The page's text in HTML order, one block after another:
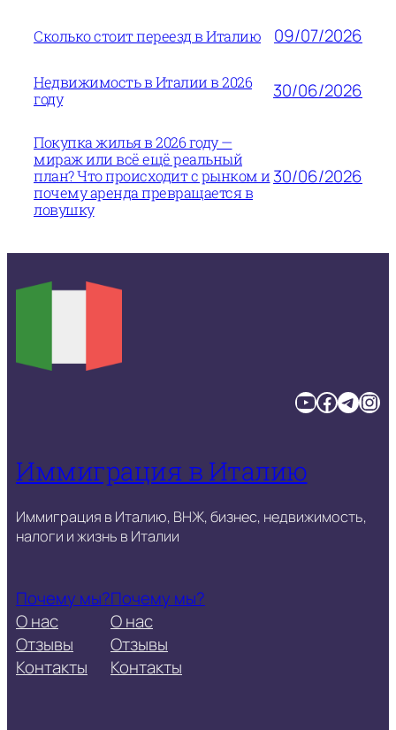
Сколько стоит переезд в Италию 09/07/2026
Недвижимость в Италии в 2026
году
30/06/2026
Покупка жилья в 2026 году —
мираж или всё ещё реальный
план? Что происходит с рынком и
почему аренда превращается в
ловушку
30/06/2026
YouTube Facebook TelegramInstagram
Иммиграция в Италию
Иммиграция в Италию, ВНЖ, бизнес, недвижимость,
налоги и жизнь в Италии
Почему мы?
О нас
Отзывы
Контакты
Почему мы?
О нас
Отзывы
Контакты